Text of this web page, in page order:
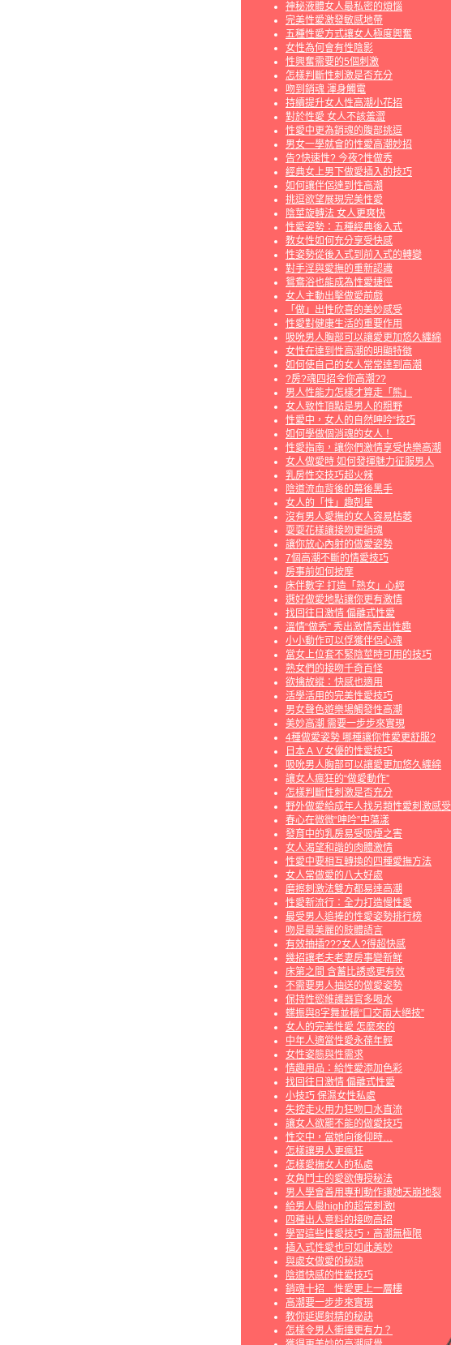
神秘液體女人最私密的煩惱
完美性愛激發敏感地帶
五種性愛方式讓女人極度興奮
女性為何會有性陰影
性興奮需要的5個刺激
怎樣判斷性刺激是否充分
吻到銷魂 渾身觸電
持續提升女人性高潮小花招
對於性愛 女人不該羞澀
性愛中更為銷魂的腹部挑逗
男女一學就會的性愛高潮妙招
告?快速性? 今夜?性做秀
經典女上男下做愛插入的技巧
如何讓伴侶達到性高潮
挑逗欲望展現完美性愛
陰莖旋轉法 女人更爽快
性愛姿勢：五種經典後入式
教女性如何充分享受快感
性姿勢從後入式到前入式的轉變
對手淫與愛撫的重新認識
鴛鴦浴也能成為性愛捷徑
女人主動出擊做愛前戲
「做」出性欣喜的美妙感受
性愛對健康生活的重要作用
吸吮男人胸部可以讓愛更加悠久纏綿
女性在達到性高潮的明顯特徵
如何使自己的女人常常達到高潮
?房?魂四招令你高潮??
男人性能力怎樣才算走「熊」
女人致性頂點是男人的粗野
性愛中，女人的自然呻吟“技巧
如何學做個消魂的女人！
性愛指南，讓你們激情享受快樂高潮
女人做愛時 如何發揮魅力征服男人
乳房性交技巧超火辣
陰道流血背後的幕後黑手
女人的「性」趣剋星
沒有男人愛撫的女人容易枯萎
耍耍花樣讓接吻更銷魂
讓你放心內射的做愛姿勢
7個高潮不斷的情愛技巧
房事前如何按摩
床伴數字 打造「熟女」心經
選好做愛地點讓你更有激情
找回往日激情 偏離式性愛
溫情“做秀” 秀出激情秀出性趣
小小動作可以俘獲伴侶心魂
當女上位套不緊陰莖時可用的技巧
熟女們的接吻千奇百怪
欲擒故縱：快感也適用
活學活用的完美性愛技巧
男女聲色遊樂場觸發性高潮
美妙高潮 需要一步步來實現
4種做愛姿勢 哪種讓你性愛更舒服?
日本ＡＶ女優的性愛技巧
吸吮男人胸部可以讓愛更加悠久纏綿
讓女人瘋狂的“做愛動作”
怎樣判斷性刺激是否充分
野外做愛給成年人找另類性愛刺激感受
春心在微微“呻吟”中蕩漾
發育中的乳房易受吸煙之害
女人渴望和諧的肉體激情
性愛中要相互轉換的四種愛撫方法
女人常做愛的八大好處
磨擦刺激法雙方都易達高潮
性愛新流行：全力打造慢性愛
最受男人追捧的性愛姿勢排行榜
吻是最美麗的肢體語言
有效抽插???女人?得超快感
幾招讓老夫老妻房事變新鮮
床第之間 含蓄比誘惑更有效
不需要男人抽送的做愛姿勢
保持性慾維護器官多喝水
蝶振與8字舞並稱“口交兩大絕技”
女人的完美性愛 怎麼來的
中年人適當性愛永葆年輕
女性姿態與性需求
情趣用品：給性愛添加色彩
找回往日激情 偏離式性愛
小技巧 保濕女性私處
失控走火用力狂吻口水直流
讓女人欲罷不能的做愛技巧
性交中，當她向後仰時…
怎樣讓男人更瘋狂
怎樣愛撫女人的私處
女角鬥士的愛欲傳授秘法
男人學會善用專利動作讓她天崩地裂
給男人最high的超常刺激!
四種出人意料的接吻高招
學習這些性愛技巧，高潮無極限
插入式性愛也可如此美妙
與處女做愛的秘訣
陰道快感的性愛技巧
銷魂十招 性愛更上一層樓
高潮要一步步來實現
教你延遲射精的秘訣
怎樣令男人衝撞更有力？